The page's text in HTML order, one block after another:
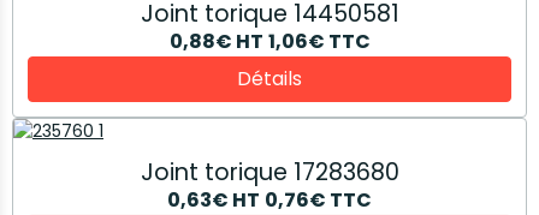
Joint torique 14450581
0,88€ HT 1,06€ TTC
Détails
Joint torique 17283680
0,63€ HT 0,76€ TTC